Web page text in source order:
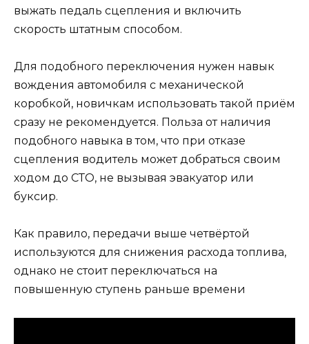
выжать педаль сцепления и включить
скорость штатным способом.
Для подобного переключения нужен навык
вождения автомобиля с механической
коробкой, новичкам использовать такой приём
сразу не рекомендуется. Польза от наличия
подобного навыка в том, что при отказе
сцепления водитель может добраться своим
ходом до СТО, не вызывая эвакуатор или
буксир.
Как правило, передачи выше четвёртой
используются для снижения расхода топлива,
однако не стоит переключаться на
повышенную ступень раньше времени